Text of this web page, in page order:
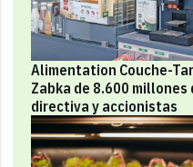
Alimentation Couche-
Zabka de 8.600
directiva y accionistas